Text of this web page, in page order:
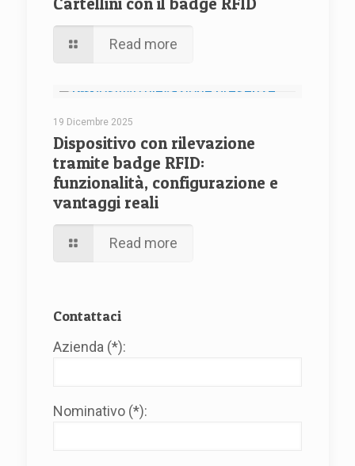
Read more
19 Dicembre 2025
Dispositivo con rilevazione
tramite badge RFID:
funzionalità, configurazione e
vantaggi reali
Read more
Contattaci
Azienda (*):
Nominativo (*):